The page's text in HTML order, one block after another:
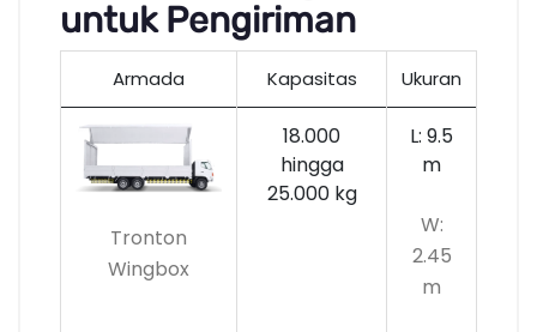
untuk Pengiriman
Armada Kapasitas Ukuran
Tronton
Wingbox
18.000
hingga
25.000 kg
L: 9.5
m
W:
2.45
m